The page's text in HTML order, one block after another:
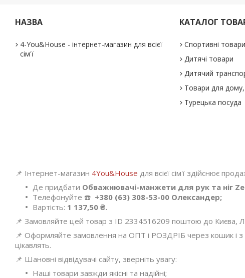
НАЗВА
4-You&House - інтернет-магазин для всієї
сім'ї
КАТАЛОГ
Спортивні товари
Дитячі товари
Дитячий
Товари для дому,
Турецька посуда
📌 Інтернет-магазин 4You&House для всієї сім'ї здійснює
Де придбати Обважнювачі-манжети для рук та ніг
Телефонуйте ☎️ +380 (63) 308-53-00 Олександер;
Вартість: 1 137,50 ₴.
📌 Замовляйте цей товар з ID 2334516209 поштою до Києва,
📌 Оформляйте замовлення на ОПТ і РОЗДРІБ через кошик і
цікавлять.
📌 Шановні відвідувачі сайту, зверніть увагу:
Наші товари завжди якісні та надійні;